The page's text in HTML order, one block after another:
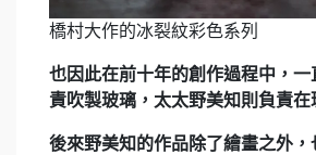
橋村大作的冰裂紋彩色系列
也因此在前十年的創作過程中，一
責吹製玻璃，太太野美知則負責在
後來野美知的作品除了繪畫之外